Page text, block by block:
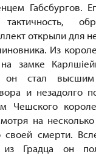
Габсбургов.
тактичность,
открыли для
Из
замке
он стал высшим
и незадолго
Чешского
на
своей смерти.
из Градца он